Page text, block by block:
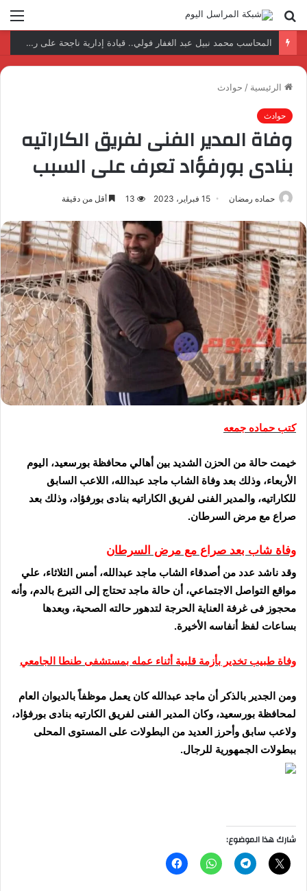
بحث
عن
نتائج إيجابية بعد زيارة وفد الجامعة المصرية النتائج إيجابية بعد زيارة وفد الجامعة المصرية الروسية لمصنع الإلكترونياتروسية لمصنع الإلكترونيات
الرئيسية / حوادث
حوادث
وفاة المدير الفنى لفريق الكاراتيه
بنادى بورفؤاد تعرف على السبب
حماده رمضان 15 فبراير، 2023 13 أقل من دقيقة
كتب حماده جمعه
خيمت حالة من الحزن الشديد بين أهالي محافظة بورسعيد، اليوم
الأربعاء، وذلك بعد وفاة الشاب ماجد عبدالله، اللاعب السابق
للكاراتيه، والمدير الفنى لفريق الكاراتيه بنادى بورفؤاد، وذلك بعد
صراع مع مرض السرطان.
وفاة شاب بعد صراع مع مرض السرطان
وقد ناشد عدد من أصدقاء الشاب ماجد عبدالله، أمس الثلاثاء، علي
مواقع التواصل الاجتماعي، أن حالة ماجد تحتاج إلى التبرع بالدم، وأنه
محجوز فى غرفة العناية الحرجة لتدهور حالته الصحية، وبعدها
بساعات لفظ أنفاسه الأخيرة.
وفاة طبيب تخدير بأزمة قلبية أثناء عمله بمستشفى طنطا الجامعي
ومن الجدير بالذكر أن ماجد عبدالله كان يعمل موظفاً بالديوان العام
لمحافظة بورسعيد، وكان المدير الفنى لفريق الكارتيه بنادى بورفؤاد،
ولاعب سابق وأحرز العديد من البطولات على المستوى المحلى
ببطولات الجمهورية للرجال.
شارك هذا الموضوع: